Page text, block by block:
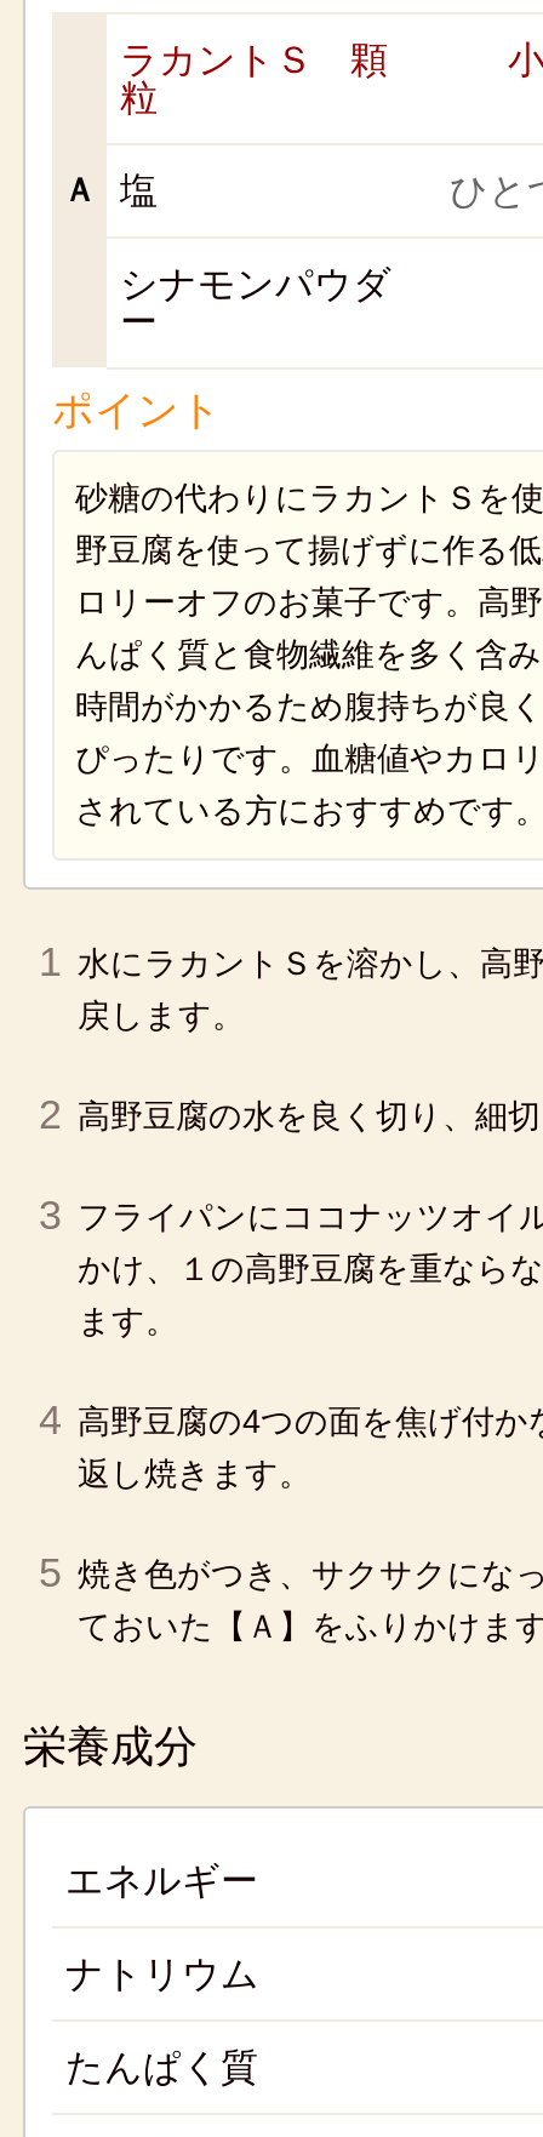
Ａ
ラカントＳ 顆
粒
塩 ひと
シナモンパウダ
ー
ポイント
砂糖の代わりにラカントＳを
野豆腐を使って揚げずに作る
ロリーオフのお菓子です。高
んぱく質と食物繊維を多く含
時間がかかるため腹持ちが良
ぴったりです。血糖値やカロ
されている方におすすめです
1 水にラカントＳを溶かし、高
戻します。
2 高野豆腐の水を良く切り、細
3 フライパンにココナッツオイ
かけ、１の高野豆腐を重なら
ます。
4 高野豆腐の4つの面を焦げ付か
返し焼きます。
5 焼き色がつき、サクサクにな
ておいた【Ａ】をふりかけま
栄養成分
エネルギー
ナトリウム
たんぱく質